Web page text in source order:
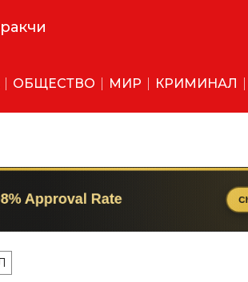
ОБЩЕСТВО МИР КРИМИНАЛ